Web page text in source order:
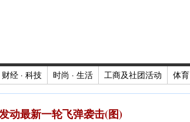
财经 · 科技 时尚 · 生活 工商及社团活动 体育
动最新一轮飞弹袭击(图)